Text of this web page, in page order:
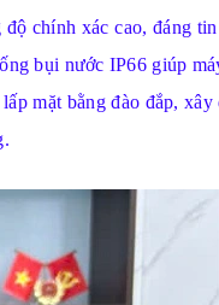
chính xác cao, đáng tin
bụi nước IP66 giúp
mặt bằng đào đắp, xây